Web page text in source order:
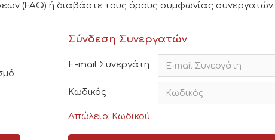
(FAQ) ή διαβάστε τους όρους συμφωνίας συνεργατών.
Σύνδεση Συνεργατών
E-mail Συνεργάτη
Κωδικός
Απώλεια Κωδικού